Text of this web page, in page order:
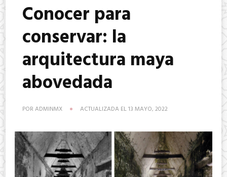
Conocer para
conservar: la
arquitectura maya
abovedada
POR ADMINMX ACTUALIZADA EL13 MAYO, 2022